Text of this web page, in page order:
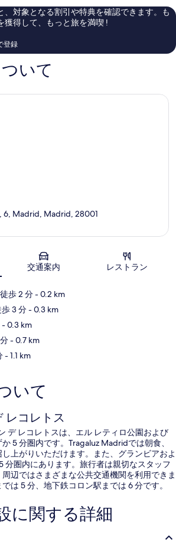
い、
口
口
、対象となる割引や特典を確認できます。も
獲得して、もっと旅を満喫 !
登録
いて
地図
6, Madrid, Madrid, 28001
交通案内 レストラン
歩 2 分- 0.2 km
3 分- 0.3 km
- 0.3 km
- 0.7 km
- 1.1 km
いて
レコレトス
デ レコレトスは、エル レティロ公園および
5 分圏内です。Tragaluz Madridでは朝食、
上がりいただけます。また、グランビアおよ
分圏内にあります。旅行者は親切なスタッフ
辺ではさまざまな公共交通機関を利用できま
は 5 分、地下鉄コロン駅までは 6 分です。
に関する詳細